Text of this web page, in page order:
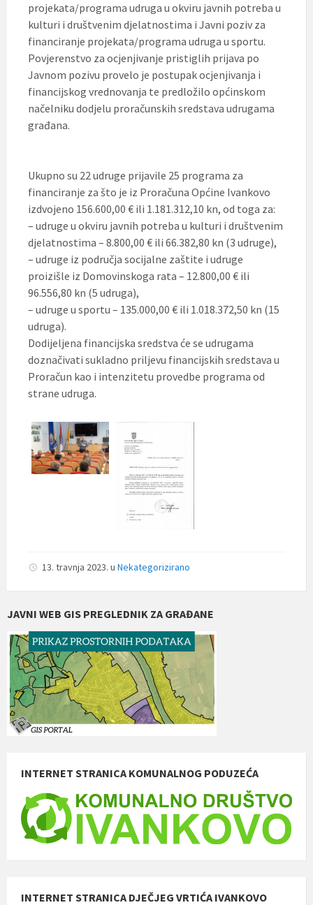
projekata/programa udruga u okviru javnih potreba u
kulturi i društvenim djelatnostima i Javni poziv za
financiranje projekata/programa udruga u sportu.
Povjerenstvo za ocjenjivanje pristiglih prijava po
Javnom pozivu provelo je postupak ocjenjivanja i
financijskog vrednovanja te predložilo općinskom
načelniku dodjelu proračunskih sredstava udrugama
građana.
Ukupno su 22 udruge prijavile 25 programa za
financiranje za što je iz Proračuna Općine Ivankovo
izdvojeno 156.600,00 € ili 1.181.312,10 kn, od toga za:
– udruge u okviru javnih potreba u kulturi i društvenim
djelatnostima – 8.800,00 € ili 66.382,80 kn (3 udruge),
– udruge iz područja socijalne zaštite i udruge
proizišle iz Domovinskoga rata – 12.800,00 € ili
96.556,80 kn (5 udruga),
– udruge u sportu – 135.000,00 € ili 1.018.372,50 kn (15
udruga).
Dodijeljena financijska sredstva će se udrugama
doznačivati sukladno priljevu financijskih sredstava u
Proračun kao i intenzitetu provedbe programa od
strane udruga.
13. travnja 2023. u Nekategorizirano
JAVNI WEB GIS PREGLEDNIK ZA GRAĐANE
INTERNET STRANICA KOMUNALNOG PODUZEĆA
INTERNET STRANICA DJEČJEG VRTIĆA IVANKOVO